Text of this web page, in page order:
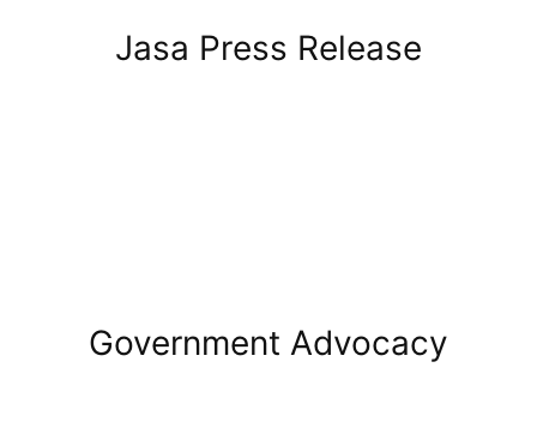
Jasa Press Release
Government Advocacy